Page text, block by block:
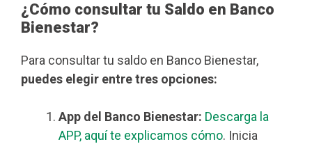
¿Cómo consultar tu Saldo en Banco
Bienestar?
Para consultar tu saldo en Banco Bienestar,
puedes elegir entre tres opciones:
App del Banco Bienestar: Descarga la
APP, aquí te explicamos cómo. Inicia